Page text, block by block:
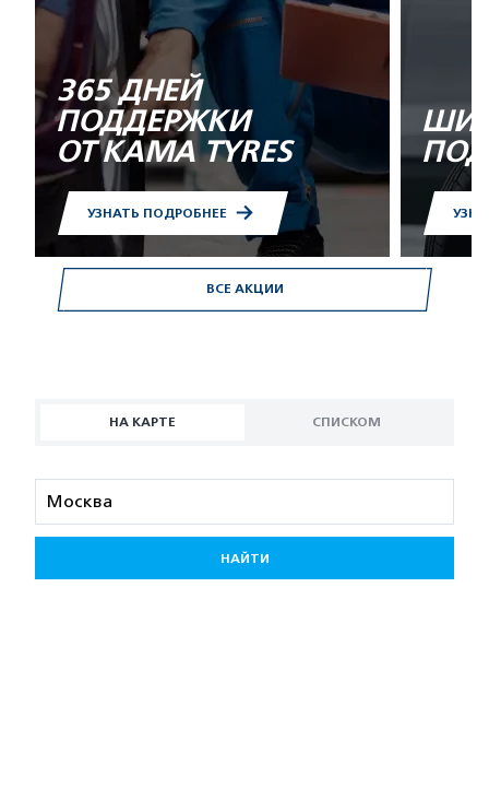
ВСЕ АКЦИИ
365 ДНЕЙ
ПОДДЕРЖКИ
ОТ KAMA TYRES
УЗНАТЬ ПОДРОБНЕЕ
НА КАРТЕ СПИСКОМ
НАЙТИ